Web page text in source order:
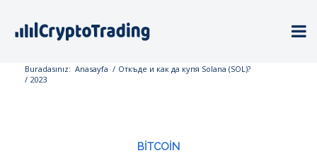
Buradasınız: Anasayfa / Откъде и как да купя Solana (SOL)?
/ 2023
BITCOIN